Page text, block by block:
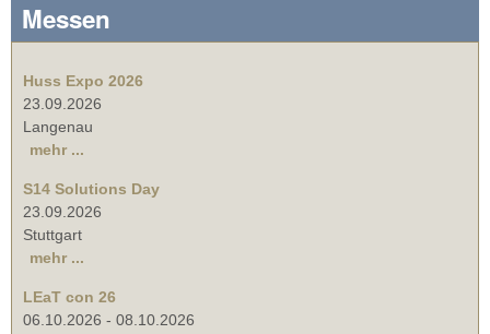
Messen
Huss Expo 2026
23.09.2026
Langenau
mehr ...
S14 Solutions Day
23.09.2026
Stuttgart
mehr ...
LEaT con 26
06.10.2026 - 08.10.2026